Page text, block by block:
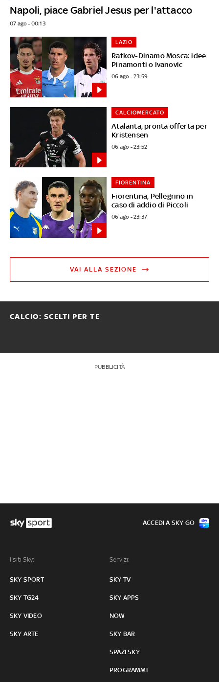
Napoli, piace Gabriel Jesus per l'attacco
07 ago - 00:13
Ratkov-Dinamo Mosca: idee
Pinamonti o Ivanovic
LAZIO
06 ago - 23:59
Atalanta, pronta offerta per
Kristensen
CALCIOMERCATO
06 ago - 23:52
Fiorentina, Pellegrino in
caso di addio di Piccoli
FIORENTINA
06 ago - 23:37
VAI ALLA SEZIONE
CALCIO: SCELTI PER TE
PUBBLICITÀ
I siti Sky:
SKY SPORT
SKY TG24
SKY VIDEO
SKY ARTE
Servizi:
SKY TV
SKY APPS
NOW
SKY BAR
SPAZI SKY
PROGRAMMI
ACCEDI A SKY GO